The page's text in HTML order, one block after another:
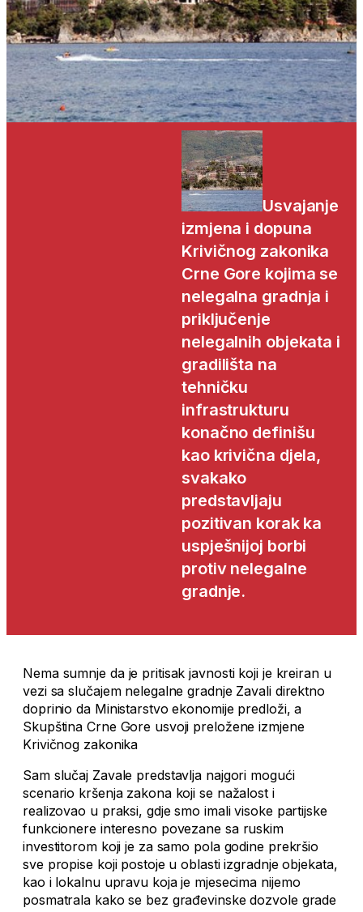
Usvajanje
izmjena i dopuna
Krivičnog zakonika
Crne Gore kojima se
nelegalna gradnja i
priključenje
nelegalnih objekata i
gradilišta na
tehničku
infrastrukturu
konačno definišu
kao krivična djela,
svakako
predstavljaju
pozitivan korak ka
uspješnijoj borbi
protiv nelegalne
gradnje.
Nema sumnje da je pritisak javnosti koji je kreiran u
vezi sa slučajem nelegalne gradnje Zavali direktno
doprinio da Ministarstvo ekonomije predloži, a
Skupština Crne Gore usvoji preložene izmjene
Krivičnog zakonika
Sam slučaj Zavale predstavlja najgori mogući
scenario kršenja zakona koji se nažalost i
realizovao u praksi, gdje smo imali visoke partijske
funkcionere interesno povezane sa ruskim
investitorom koji je za samo pola godine prekršio
sve propise koji postoje u oblasti izgradnje objekata,
kao i lokalnu upravu koja je mjesecima nijemo
posmatrala kako se bez građevinske dozvole grade